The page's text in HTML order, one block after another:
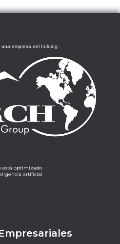
una empresa del holding:
está optimizado
artificial